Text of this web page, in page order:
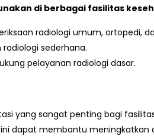
di berbagai fasilitas
radiologi umum, ortopedi,
sederhana.
pelayanan radiologi dasar.
yang sangat penting bagi
dapat membantu meningkatkan